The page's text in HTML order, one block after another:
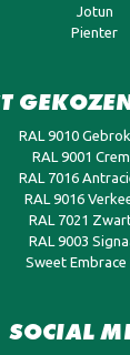
Jotun
Pienter
RAL 9010
RAL 9001
RAL 7016
RAL 9016
RAL 7021
RAL 9003
Sweet Embrace
SOCIAL